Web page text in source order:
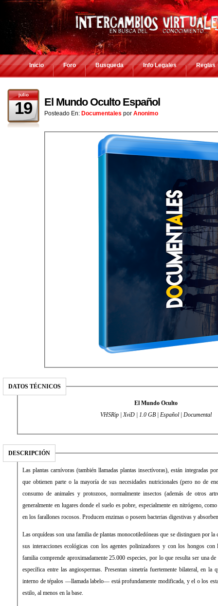
Inicio Foro Busqueda Info Legales Reglas
julio
19 El Mundo Oculto Español
Posteado En: Documentales por Anonimo
DATOS TÉCNICOS
El Mundo Oculto
VHSRip | XviD | 1.0 GB | Español | Documental
DESCRIPCIÓN
Las plantas carnívoras (también llamadas plantas insectívoras), están integradas
que obtienen parte o la mayoría de sus necesidades nutricionales (pero no de
consumo de animales y protozoos, normalmente insectos (además de otros
generalmente en lugares donde el suelo es pobre, especialmente en nitrógeno,
en los farallones rocosos. Producen enzimas o poseen bacterias digestivas y
Las orquídeas son una familia de plantas monocotiledóneas que se distinguen por
sus interacciones ecológicas con los agentes polinizadores y con los hongos
familia comprende aproximadamente 25.000 especies, por lo que resulta ser una
específica entre las angiospermas. Presentan simetría fuertemente bilateral, en la
interno de tépalos —llamada labelo— está profundamente modificada, y el o los
estilo, al menos en la base.